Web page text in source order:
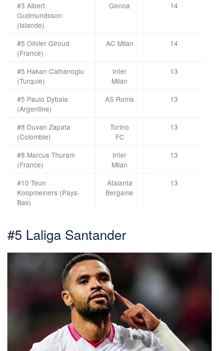
#3 Albert
Gudmundsson
(Islande)
Genoa 14
#5 Olivier Giroud
(France)
AC Milan 14
#5 Hakan Calhanoglu
(Turquie)
Inter
Milan
13
#5 Paulo Dybala
(Argentine)
AS Roma 13
#8 Duvan Zapata
(Colombie)
Torino
FC
13
#8 Marcus Thuram
(France)
Inter
Milan
13
#10 Teun
Koopmeiners (Pays-
Bas)
Atalanta
Bergame
13
#5 Laliga Santander